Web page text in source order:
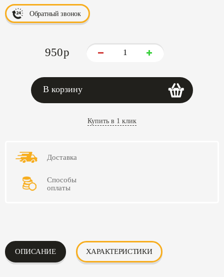
Обратный звонок
950p
В корзину
Купить в 1 клик
Доставка
Способы
оплаты
ОПИСАНИЕ ХАРАКТЕРИСТИКИ